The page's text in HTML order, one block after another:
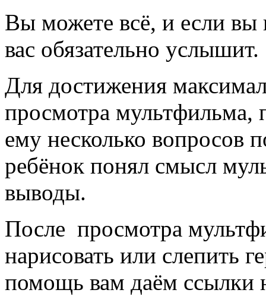
Вы можете всё, и если вы
вас обязательно услышит.
Для достижения
просмотра мультфильма,
ему несколько вопросов
ребёнок понял смысл
выводы.
После просмотра
нарисовать или слепить
помощь вам даём ссылки